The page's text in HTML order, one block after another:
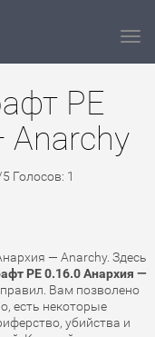
PE
Anarchy
5 Голосов: 1
— Anarchy. Здесь
PE 0.16.0 Анархия —
Вам позволено
есть некоторые
убийства и